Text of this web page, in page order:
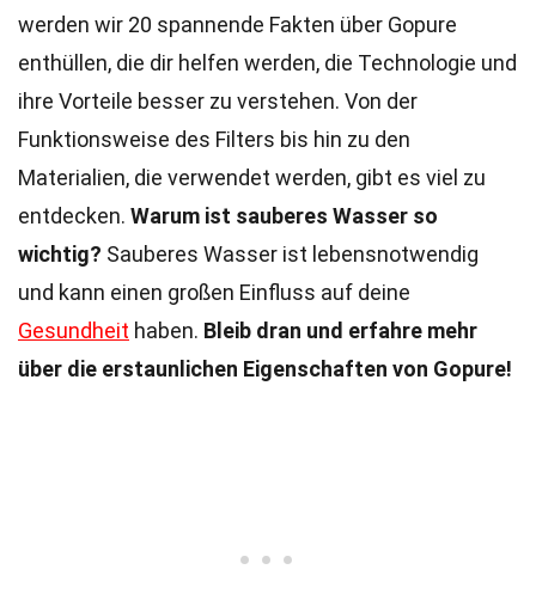
werden wir 20 spannende Fakten über Gopure
enthüllen, die dir helfen werden, die Technologie und
ihre Vorteile besser zu verstehen. Von der
Funktionsweise des Filters bis hin zu den
Materialien, die verwendet werden, gibt es viel zu
entdecken. Warum ist sauberes Wasser so
wichtig? Sauberes Wasser ist lebensnotwendig
und kann einen großen Einfluss auf deine
Gesundheit haben. Bleib dran und erfahre mehr
über die erstaunlichen Eigenschaften von Gopure!